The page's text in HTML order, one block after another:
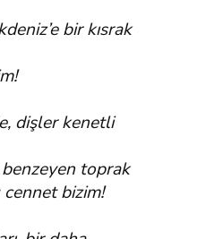
bir kısrak
dişler kenetli
benzeyen toprak
bizim!